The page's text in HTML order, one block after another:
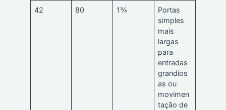
42 80 1¾
Portas
simples
mais
largas
para
entradas
grandios
as ou
movimen
tação de